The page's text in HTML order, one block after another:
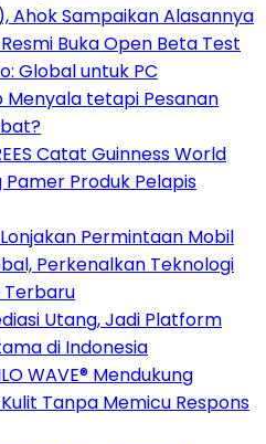
Ahok Sampaikan Alasannya
Buka Open Beta Test
Global untuk PC
Menyala tetapi Pesanan
Catat Guinness World
Produk Pelapis
Permintaan Mobil
Perkenalkan Teknologi
Terbaru
Utang, Jadi Platform
di Indonesia
WAVE® Mendukung
Tanpa Memicu Respons